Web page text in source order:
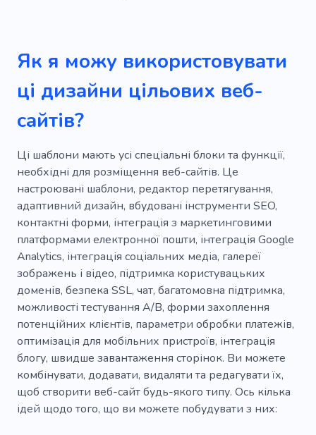
Як я можу використовувати
ці дизайни цільових веб-
сайтів?
Ці шаблони мають усі спеціальні блоки та функції,
необхідні для розміщення веб-сайтів. Це
настроювані шаблони, редактор перетягування,
адаптивний дизайн, вбудовані інструменти SEO,
контактні форми, інтеграція з маркетинговими
платформами електронної пошти, інтеграція Google
Analytics, інтеграція соціальних медіа, галереї
зображень і відео, підтримка користувацьких
доменів, безпека SSL, чат, багатомовна підтримка,
можливості тестування A/B, форми захоплення
потенційних клієнтів, параметри обробки платежів,
оптимізація для мобільних пристроїв, інтеграція
блогу, швидше завантаження сторінок. Ви можете
комбінувати, додавати, видаляти та редагувати їх,
щоб створити веб-сайт будь-якого типу. Ось кілька
ідей щодо того, що ви можете побудувати з них: